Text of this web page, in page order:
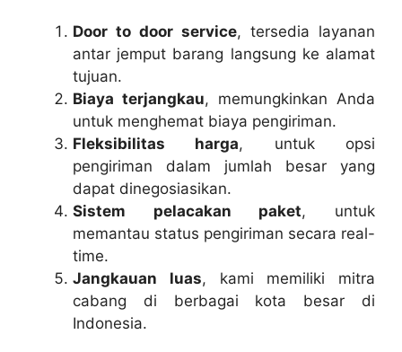
Door to door service, tersedia layanan
antar jemput barang langsung ke alamat
tujuan.
Biaya terjangkau, memungkinkan Anda
untuk menghemat biaya pengiriman.
Fleksibilitas harga, untuk opsi
pengiriman dalam jumlah besar yang
dapat dinegosiasikan.
Sistem pelacakan paket, untuk
memantau status pengiriman secara real-
time.
Jangkauan luas, kami memiliki mitra
cabang di berbagai kota besar di
Indonesia.